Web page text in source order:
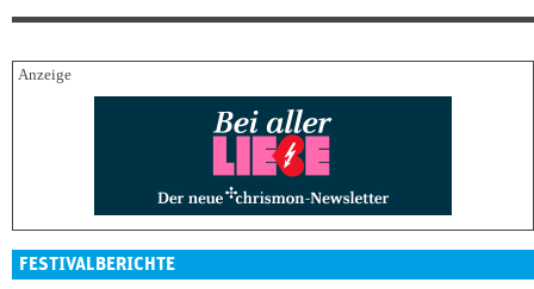
FESTIVALBERICHTE